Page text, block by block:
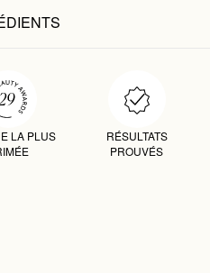
LA PLUS
RÉSULTATS
PROUVÉS